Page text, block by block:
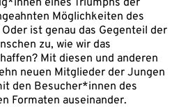
eines Triumphs der
Möglichkeiten des
ist genau das Gegenteil der
zu, wie wir das
Mit diesen und anderen
neuen Mitglieder der Jungen
den Besucher*innen des
Formaten auseinander.